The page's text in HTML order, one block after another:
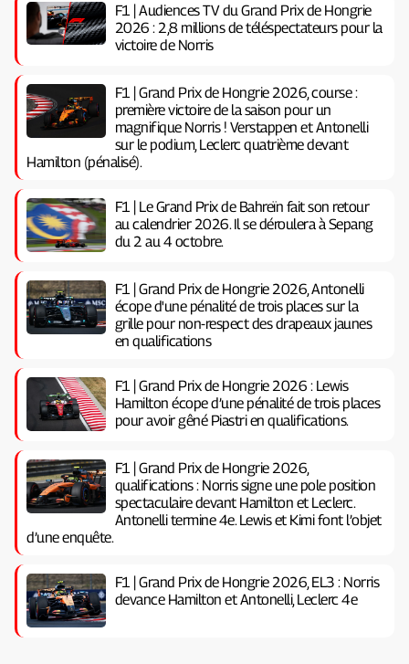
F1 | Audiences TV du Grand Prix de Hongrie
2026 : 2,8 millions de téléspectateurs pour la
victoire de Norris
F1 | Grand Prix de Hongrie 2026, course :
première victoire de la saison pour un
magnifique Norris ! Verstappen et Antonelli
sur le podium, Leclerc quatrième devant
Hamilton (pénalisé).
F1 | Le Grand Prix de Bahreïn fait son retour
au calendrier 2026. Il se déroulera à Sepang
du 2 au 4 octobre.
F1 | Grand Prix de Hongrie 2026, Antonelli
écope d'une pénalité de trois places sur la
grille pour non-respect des drapeaux jaunes
en qualifications
F1 | Grand Prix de Hongrie 2026 : Lewis
Hamilton écope d’une pénalité de trois places
pour avoir gêné Piastri en qualifications.
F1 | Grand Prix de Hongrie 2026,
qualifications : Norris signe une pole position
spectaculaire devant Hamilton et Leclerc.
Antonelli termine 4e. Lewis et Kimi font l’objet
d’une enquête.
F1 | Grand Prix de Hongrie 2026, EL3 : Norris
devance Hamilton et Antonelli, Leclerc 4e